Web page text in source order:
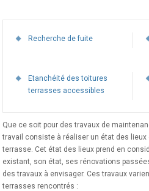
Recherche de fuite
Etanchéité des toitures
terrasses accessibles
Que ce soit pour des travaux de
travail consiste à réaliser un état des lieux
terrasse. Cet état des lieux prend en
existant, son état, ses rénovations
des travaux à envisager. Ces travaux
terrasses rencontrés :